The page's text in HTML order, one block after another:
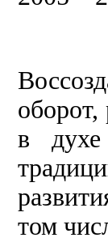
оборот,
в духе
том